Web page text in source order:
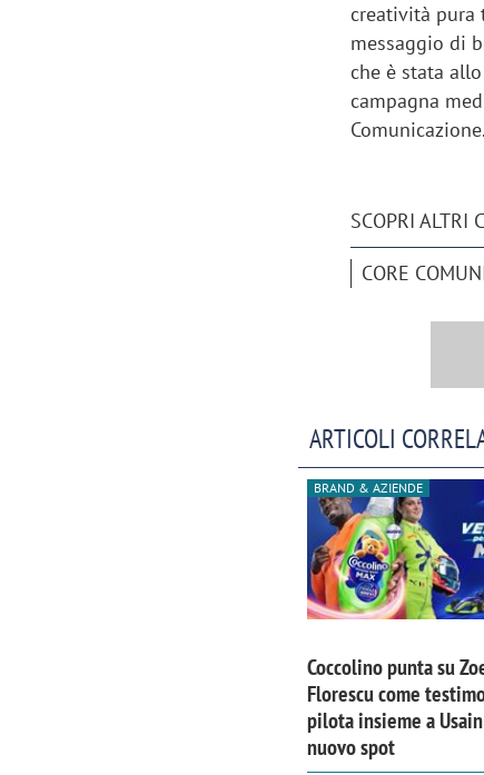
creatività pura
messaggio di
che è stata
campagna
Comunicazione.
SCOPRI ALTRI
CORE
ARTICOLI
BRAND & AZIENDE
Coccolino punta su
Florescu come
pilota insieme a
nuovo spot